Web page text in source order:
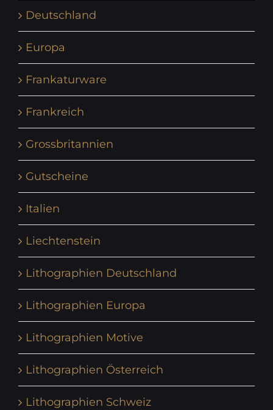
Deutschland
Europa
Frankaturware
Frankreich
Grossbritannien
Gutscheine
Italien
Liechtenstein
Lithographien Deutschland
Lithographien Europa
Lithographien Motive
Lithographien Österreich
Lithographien Schweiz